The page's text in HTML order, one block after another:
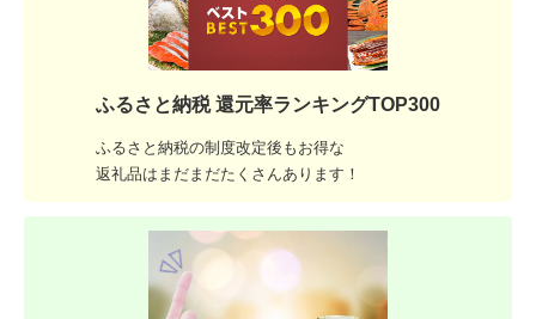
ふるさと納税 還元率ランキングTOP300
ふるさと納税の制度改定後もお得な
返礼品はまだまだたくさんあります！